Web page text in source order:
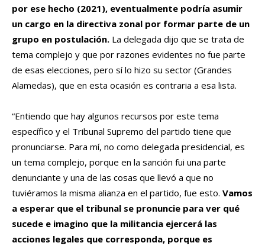
por ese hecho (2021), eventualmente podría asumir
un cargo en la directiva zonal por formar parte de un
grupo en postulación. La delegada dijo que se trata de
tema complejo y que por razones evidentes no fue parte
de esas elecciones, pero sí lo hizo su sector (Grandes
Alamedas), que en esta ocasión es contraria a esa lista.
“Entiendo que hay algunos recursos por este tema
específico y el Tribunal Supremo del partido tiene que
pronunciarse. Para mí, no como delegada presidencial, es
un tema complejo, porque en la sanción fui una parte
denunciante y una de las cosas que llevó a que no
tuviéramos la misma alianza en el partido, fue esto. Vamos
a esperar que el tribunal se pronuncie para ver qué
sucede e imagino que la militancia ejercerá las
acciones legales que corresponda, porque es